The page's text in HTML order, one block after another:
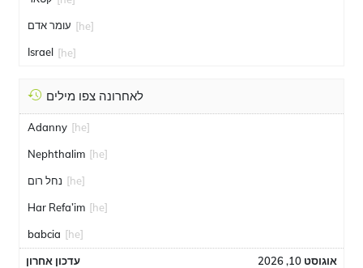
עומר אדם [he]
Israel [he]
לאחרונה צפו מילים
Adanny [he]
Nephthalim [he]
נחל רום [he]
Har Refa’im [he]
babcia [he]
עדכון אחרון אוגוסט 10, 2026